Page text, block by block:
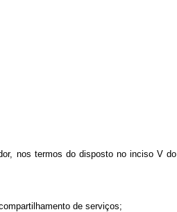
nos termos do disposto no inciso V do
de serviços;